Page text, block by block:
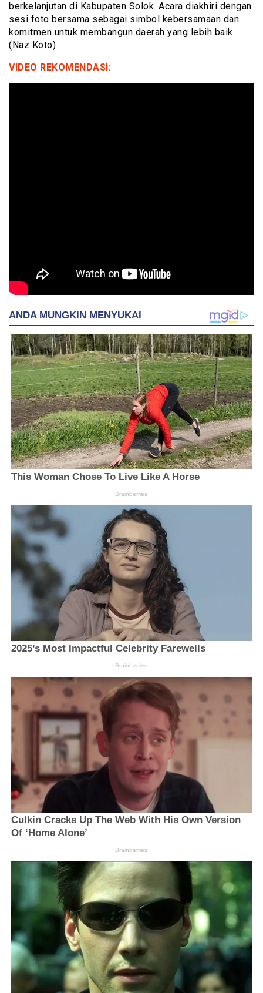
berkelanjutan di Kabupaten Solok. Acara diakhiri dengan
sesi foto bersama sebagai simbol kebersamaan dan
komitmen untuk membangun daerah yang lebih baik.
(Naz Koto)
VIDEO REKOMENDASI: